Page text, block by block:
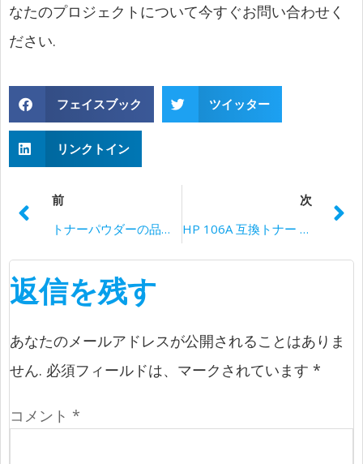
なたのプロジェクトについて今すぐお問い合わせく
ださい.
フェイスブック ツイッター
リンクトイン
前
トナーパウダーの品質を伝える方法
次
HP 106A 互換トナー カートリッジを購入するメリットは何ですか?
返信を残す
あなたのメールアドレスが公開されることはありま
せん. 必須フィールドは、マークされています *
コメント *